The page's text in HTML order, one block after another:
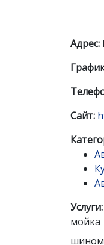
Адрес:
Сайт:
Услуги:
мойка